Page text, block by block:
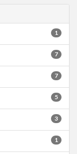
1
7
7
5
3
1